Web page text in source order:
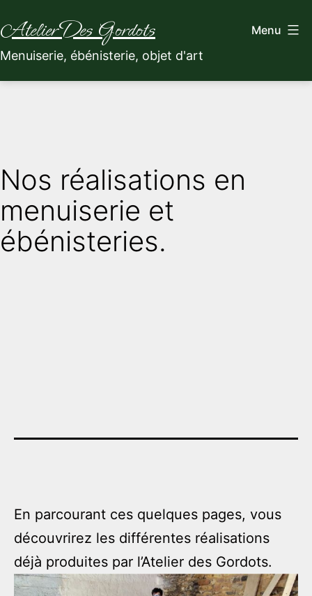
au
contenu
Atelier Des Gordots
Menuiserie, ébénisterie, objet d'art
Menu
Nos réalisations en
menuiserie et
ébénisteries.
En parcourant ces quelques pages, vous
découvrirez les différentes réalisations
déjà produites par l’Atelier des Gordots.